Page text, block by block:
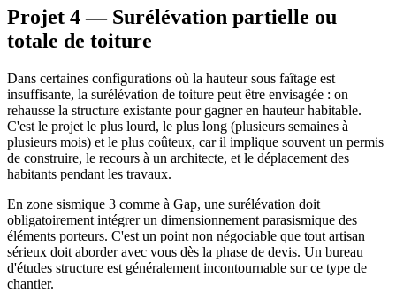
Projet 4 — Surélévation partielle ou
totale de toiture
Dans certaines configurations où la hauteur sous faîtage est
insuffisante, la surélévation de toiture peut être envisagée : on
rehausse la structure existante pour gagner en hauteur habitable.
C'est le projet le plus lourd, le plus long (plusieurs semaines à
plusieurs mois) et le plus coûteux, car il implique souvent un permis
de construire, le recours à un architecte, et le déplacement des
habitants pendant les travaux.
En zone sismique 3 comme à Gap, une surélévation doit
obligatoirement intégrer un dimensionnement parasismique des
éléments porteurs. C'est un point non négociable que tout artisan
sérieux doit aborder avec vous dès la phase de devis. Un bureau
d'études structure est généralement incontournable sur ce type de
chantier.